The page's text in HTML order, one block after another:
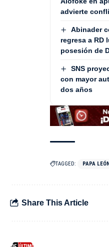
advierte
Abinader
regresa a RD
posesión de
SNS
con mayor
dos años
TAGGED: PAPA
Share This Article